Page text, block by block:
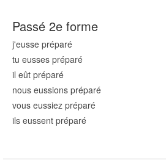
Passé 2e forme
j'eusse préparé
tu eusses préparé
il eût préparé
nous eussions préparé
vous eussiez préparé
ils eussent préparé